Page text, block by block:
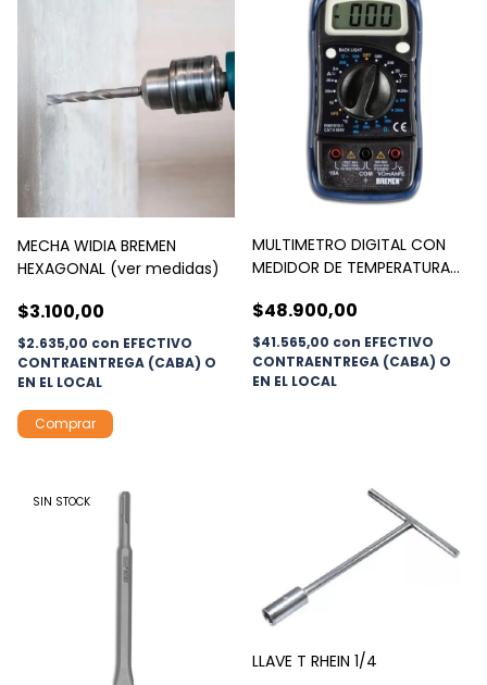
MECHA WIDIA BREMEN
HEXAGONAL (ver medidas)
$3.100,00
$2.635,00 con EFECTIVO
CONTRAENTREGA (CABA) O
EN EL LOCAL
Comprar
MULTIMETRO DIGITAL CON
MEDIDOR DE TEMPERATURA
$48.900,00
$41.565,00 con EFECTIVO
CONTRAENTREGA (CABA) O
EN EL LOCAL
SIN STOCK
LLAVE T RHEIN 1/4